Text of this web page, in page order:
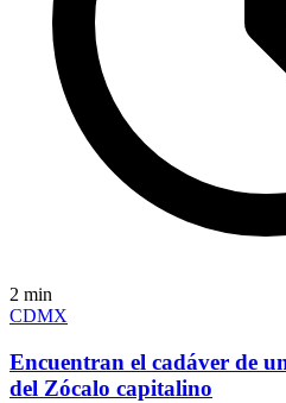
2 min
CDMX
Encuentran el cadáver de
del Zócalo capitalino